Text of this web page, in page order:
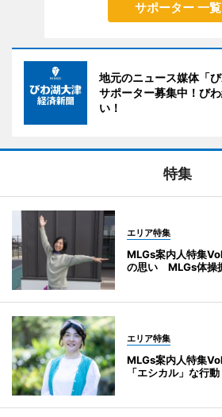
サポーター 一覧
地元のニュース媒体「
サポーター募集中！び
い！
特集
エリア特集
MLGs案内人特集
の思い MLGs体操
エリア特集
MLGs案内人特集
「エシカル」な行